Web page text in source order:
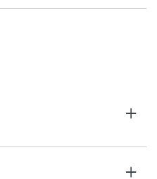
la version :